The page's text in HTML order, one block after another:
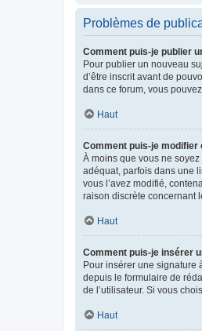
Problèmes de
Comment puis-je publier
Pour publier un nouveau
d’être inscrit avant de
dans ce forum, vous
Haut
Comment puis-je modifier
À moins que vous ne
adéquat, parfois dans une
vous l’avez modifié,
raison discrète concernant
Haut
Comment puis-je insérer
Pour insérer une signature
depuis le formulaire de
de l’utilisateur. Si vous
Haut